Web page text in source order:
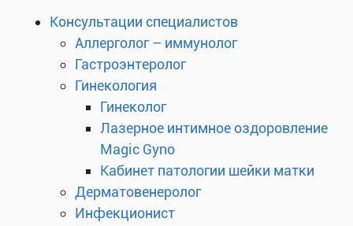
Консультации специалистов
Аллерголог – иммунолог
Гастроэнтеролог
Гинекология
Гинеколог
Лазерное интимное оздоровление
Magic Gyno
Кабинет патологии шейки матки
Дерматовенеролог
Инфекционист